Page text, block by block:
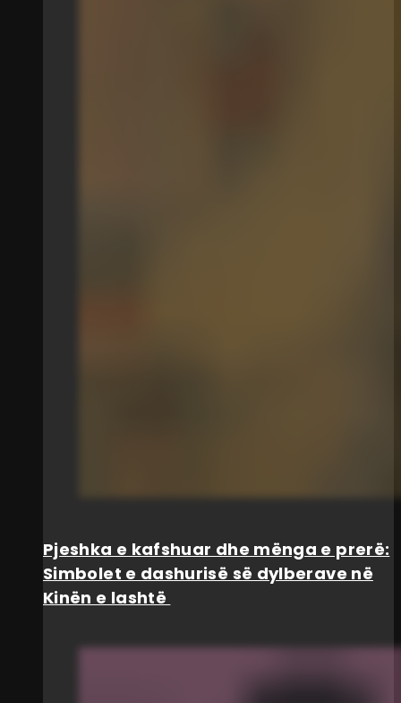
Pjeshka e kafshuar dhe mënga e prerë:
Simbolet e dashurisë së dylberave në
Kinën e lashtë